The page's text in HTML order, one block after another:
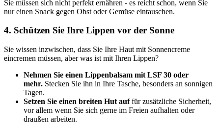
Sie müssen sich nicht perfekt ernähren - es reicht schon, wenn Sie
nur einen Snack gegen Obst oder Gemüse eintauschen.
4. Schützen Sie Ihre Lippen vor der Sonne
Sie wissen inzwischen, dass Sie Ihre Haut mit Sonnencreme
eincremen müssen, aber was ist mit Ihren Lippen?
Nehmen Sie einen Lippenbalsam mit LSF 30 oder
mehr. Stecken Sie ihn in Ihre Tasche, besonders an sonnigen
Tagen.
Setzen Sie einen breiten Hut auffür zusätzliche Sicherheit,
vor allem wenn Sie sich gerne im Freien aufhalten oder
draußen arbeiten.